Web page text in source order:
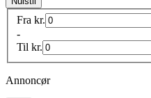
Fra kr.
-
Til kr.
Annoncør